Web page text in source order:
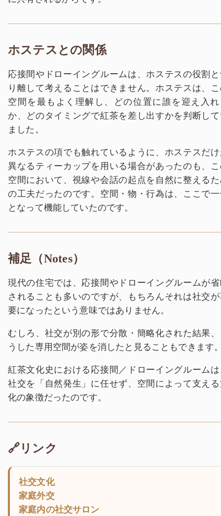
ホステスとの関係
応接間やドローイングルームは、ホステスの役割
り離して考えることはできません。ホステスは、
空間を最もよく理解し、どの位置に誰を迎え入
か、どのタイミングで紅茶を差し出すかを判断し
ました。
ホステスの項でも触れているように、ホステスだ
異なるティーカップを用いる場合があったのも、
空間において、視線や会話の起点を自然に整える
の工夫だったのです。空間・物・行為は、ここで
となって機能していたのです。
補足（Notes）
現代の住宅では、応接間やドローイングルームが
されることも多いのですが、もちろんそれは社交
要になったという意味ではありません。
むしろ、社交が別の形で分散・簡略化された結果
うした専用空間が姿を消したと見ることもできます
紅茶文化史における応接間／ドローイングルーム
社交を「自然発生」に任せず、空間によって支え
化の象徴だったのです。
🔗リンク
社交文化
家庭外交
家庭内の社交サロン